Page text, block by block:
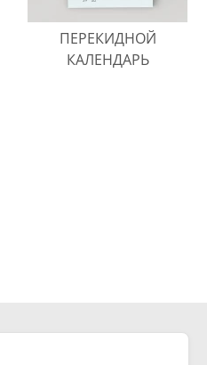
ПЕРЕКИДНОЙ
КАЛЕНДАРЬ